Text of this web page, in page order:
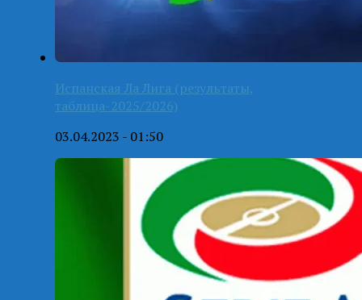
Испанская Ла Лига (результаты,
таблица-2025/2026)
03.04.2023 - 01:50